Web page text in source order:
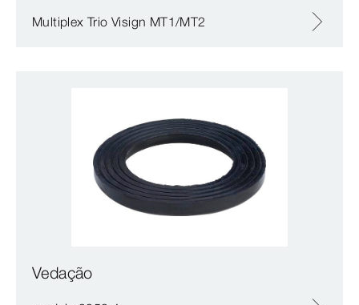
Multiplex Trio Visign MT1/MT2
Vedação